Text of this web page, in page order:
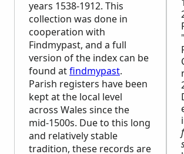
years 1538-1912. This
collection was done in
cooperation with
Findmypast, and a full
version of the index can be
found atfindmypast.
Parish registers have been
kept at the local level
across Wales since the
mid-1500s. Due to this long
and relatively stable
tradition, these records are